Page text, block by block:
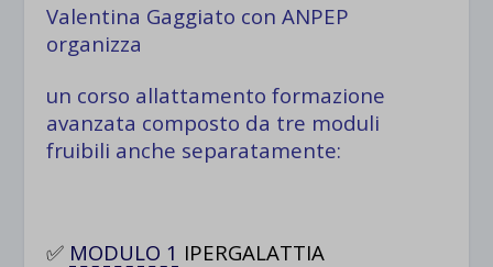
Valentina Gaggiato con ANPEP
organizza
un corso allattamento formazione
avanzata composto da tre moduli
fruibili anche separatamente:
✅ MODULO 1 IPERGALATTIA